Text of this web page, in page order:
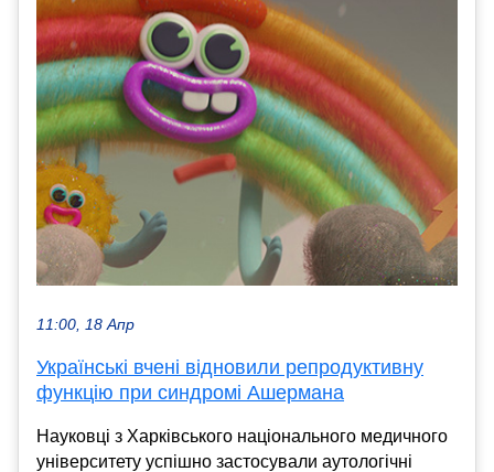
11:00, 18 Апр
Українські вчені відновили репродуктивну
функцію при синдромі Ашермана
Науковці з Харківського національного медичного
університету успішно застосували аутологічні